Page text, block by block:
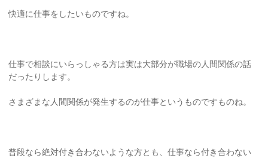
快適に仕事をしたいものですね。
仕事で相談にいらっしゃる方は実は大部分が職場の人間関係の話
だったりします。
さまざまな人間関係が発生するのが仕事というものですものね。
普段なら絶対付き合わないような方とも、仕事なら付き合わない